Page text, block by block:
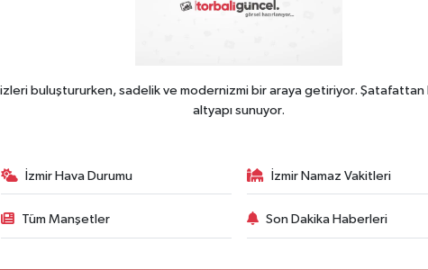
buluştururken, sadelik ve modernizmi bir araya getiriyor. Şatafattan
altyapı sunuyor.
İzmir Hava Durumu İzmir Namaz Vakitleri
Tüm Manşetler Son Dakika Haberleri